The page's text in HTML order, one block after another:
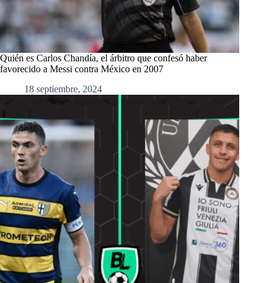
Quién es Carlos Chandía, el árbitro que confesó haber
favorecido a Messi contra México en 2007
18 septiembre, 2024